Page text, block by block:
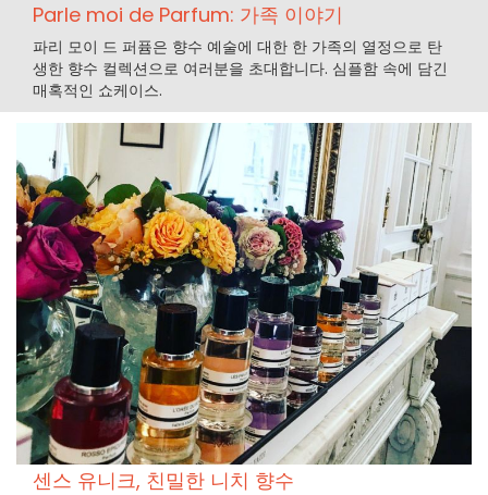
Parle moi de Parfum: 가족 이야기
파리 모이 드 퍼퓸은 향수 예술에 대한 한 가족의 열정으로 탄
생한 향수 컬렉션으로 여러분을 초대합니다. 심플함 속에 담긴
매혹적인 쇼케이스.
센스 유니크, 친밀한 니치 향수